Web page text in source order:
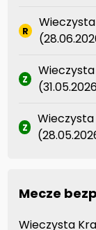
R
Z
Z
Mecze
Wieczysta